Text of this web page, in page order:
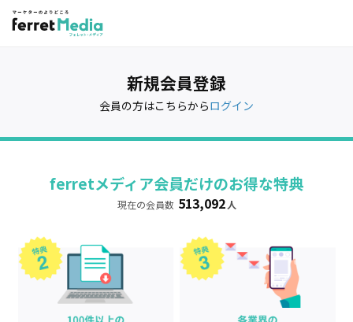
新規会員登録
会員の方はこちらからログイン
ferretメディア会員だけのお得な特典
現在の会員数 513,092 人